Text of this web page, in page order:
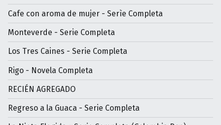
Cafe con aroma de mujer - Serìe Completa
Monteverde - Serie Completa
Los Tres Caines - Serie Completa
Rigo - Novela Completa
RECIÉN AGREGADO
Regreso a la Guaca - Serie Completa